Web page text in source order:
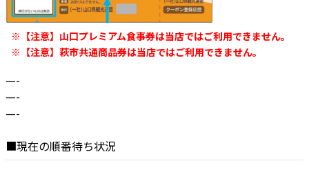
※ 【注意】山口プレミアム食事券は当店ではご利用できません。
※ 【注意】萩市共通商品券は当店ではご利用できません。
—-
—-
—-
■現在の順番待ち状況